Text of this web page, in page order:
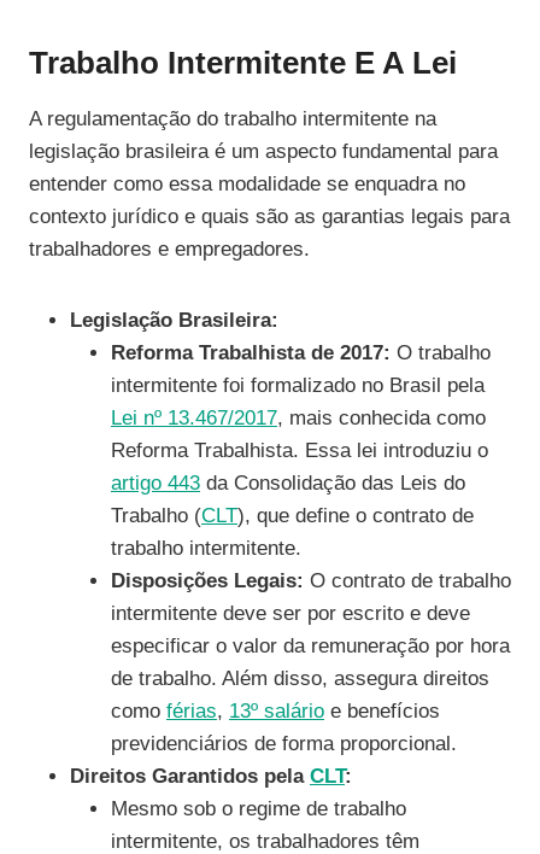
Trabalho Intermitente E A Lei
A regulamentação do trabalho intermitente na
legislação brasileira é um aspecto fundamental para
entender como essa modalidade se enquadra no
contexto jurídico e quais são as garantias legais para
trabalhadores e empregadores.
Legislação Brasileira:
Reforma Trabalhista de 2017: O trabalho
intermitente foi formalizado no Brasil pela
Lei nº 13.467/2017, mais conhecida como
Reforma Trabalhista. Essa lei introduziu o
artigo 443 da Consolidação das Leis do
Trabalho (CLT), que define o contrato de
trabalho intermitente.
Disposições Legais: O contrato de trabalho
intermitente deve ser por escrito e deve
especificar o valor da remuneração por hora
de trabalho. Além disso, assegura direitos
como férias, 13º salário e benefícios
previdenciários de forma proporcional.
Direitos Garantidos pela CLT:
Mesmo sob o regime de trabalho
intermitente, os trabalhadores têm